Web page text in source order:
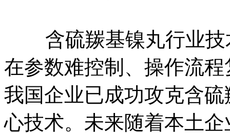
含硫羰基镍丸行业技
在参数难控制、操作流
我国企业已成功攻克含
心技术。未来随着本土